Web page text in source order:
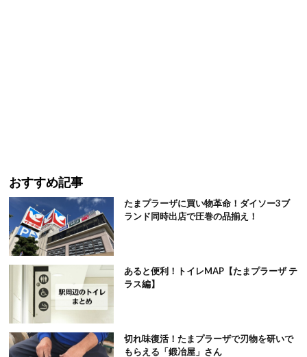
おすすめ記事
たまプラーザに買い物革命！ダイソー3ブ
ランド同時出店で圧巻の品揃え！
あると便利！トイレMAP【たまプラーザ テ
ラス編】
切れ味復活！たまプラーザで刃物を研いで
もらえる「鍛冶屋」さん